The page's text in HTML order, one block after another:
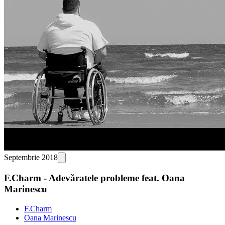
Septembrie 2018
F.Charm - Adevăratele probleme feat. Oana
Marinescu
F.Charm
Oana Marinescu